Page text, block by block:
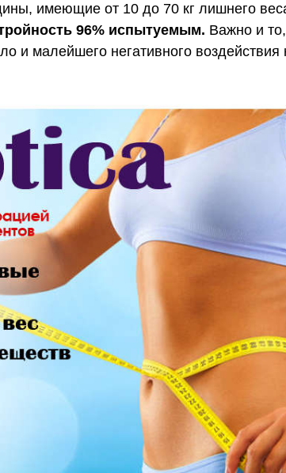
имеющие от 10 до 70 кг лишнего
96% испытуемым. Важно и то,
и малейшего негативного воздействия